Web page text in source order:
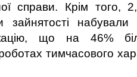
справи. Крім того,
зайнятості
що на 46%
тимчасового